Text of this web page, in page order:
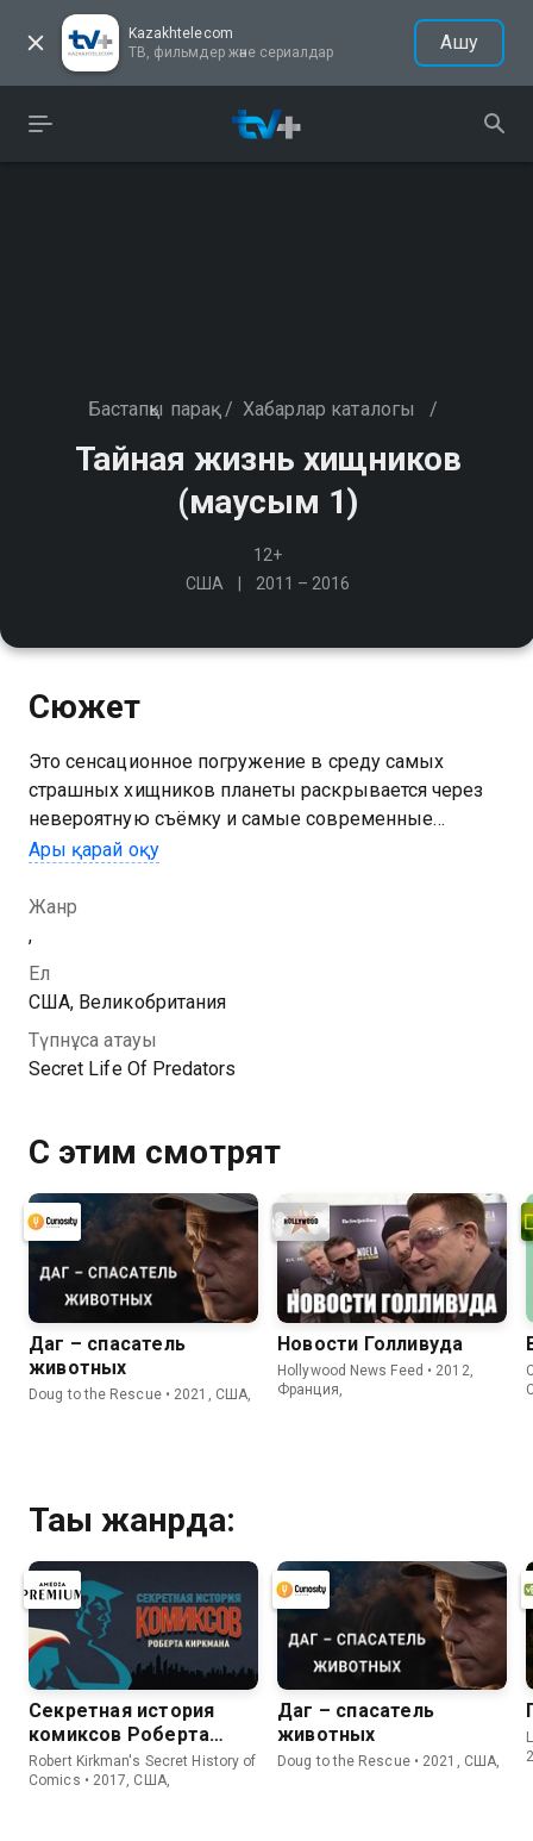
Kazakhtelecom
ТВ, фильмдер және сериалдар
Ашу
Бастапқы парақ / Хабарлар каталогы /
Тайная жизнь хищников
(маусым 1)
12+
США
2011 – 2016
Сюжет
Это сенсационное погружение в среду самых
страшных хищников планеты раскрывается через
невероятную съёмку и самые современные
технологии кинопроизводства
1 маусымын Тайная жизнь хищников сериалының
сапалы HD форматында Қазахтелеком арқылы
қолжетімді.
Ары қарай оқу
Жанр
,
Ел
США, Великобритания
Түпнұсқа атауы
Secret Life Of Predators
С этим смотрят
Даг – спасатель
животных
Doug to the Rescue • 2021, США,
Новости Голливуда
Hollywood News Feed • 2012,
Франция,
Тағы жанрда:
Секретная история
комиксов Роберта
Киркмана
Robert Kirkman's Secret History of
Comics • 2017, США,
Даг – спасатель
животных
Doug to the Rescue • 2021, США,